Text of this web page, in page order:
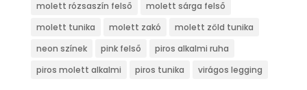
molett rózsaszín felső
molett sárga felső
molett tunika
molett zakó
molett zöld tunika
neon színek
pink felső
piros alkalmi ruha
piros molett alkalmi
piros tunika virágos legging